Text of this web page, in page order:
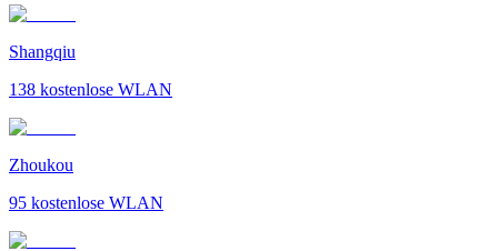
Shangqiu
138 kostenlose WLAN
Zhoukou
95 kostenlose WLAN